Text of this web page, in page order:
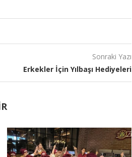
Sonraki Yazı
Erkekler İçin Yılbaşı Hediyeleri